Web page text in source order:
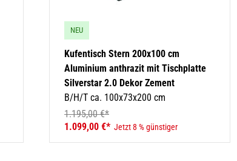
NEU
Kufentisch Stern 200x100 cm
Aluminium anthrazit mit Tischplatte
Silverstar 2.0 Dekor Zement
B/H/T ca. 100x73x200 cm
1.195,00 €*
1.099,00 €* Jetzt 8 % günstiger